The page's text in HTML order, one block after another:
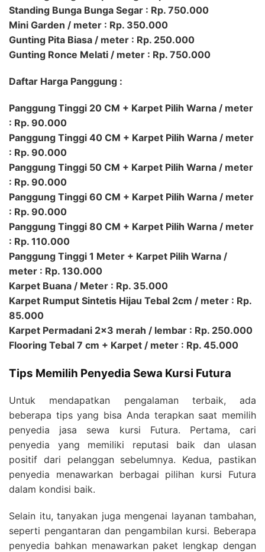
Standing Bunga Bunga Segar : Rp. 750.000
Mini Garden / meter : Rp. 350.000
Gunting Pita Biasa / meter : Rp. 250.000
Gunting Ronce Melati / meter : Rp. 750.000
Daftar Harga Panggung :
Panggung Tinggi 20 CM + Karpet Pilih Warna / meter
: Rp. 90.000
Panggung Tinggi 40 CM + Karpet Pilih Warna / meter
: Rp. 90.000
Panggung Tinggi 50 CM + Karpet Pilih Warna / meter
: Rp. 90.000
Panggung Tinggi 60 CM + Karpet Pilih Warna / meter
: Rp. 90.000
Panggung Tinggi 80 CM + Karpet Pilih Warna / meter
: Rp. 110.000
Panggung Tinggi 1 Meter + Karpet Pilih Warna /
meter : Rp. 130.000
Karpet Buana / Meter : Rp. 35.000
Karpet Rumput Sintetis Hijau Tebal 2cm / meter : Rp.
85.000
Karpet Permadani 2×3 merah / lembar : Rp. 250.000
Flooring Tebal 7 cm + Karpet / meter : Rp. 45.000
Tips Memilih Penyedia Sewa Kursi Futura
Untuk mendapatkan pengalaman terbaik, ada
beberapa tips yang bisa Anda terapkan saat memilih
penyedia jasa sewa kursi Futura. Pertama, cari
penyedia yang memiliki reputasi baik dan ulasan
positif dari pelanggan sebelumnya. Kedua, pastikan
penyedia menawarkan berbagai pilihan kursi Futura
dalam kondisi baik.
Selain itu, tanyakan juga mengenai layanan tambahan,
seperti pengantaran dan pengambilan kursi. Beberapa
penyedia bahkan menawarkan paket lengkap dengan